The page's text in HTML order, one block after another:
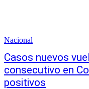
Nacional
Casos nuevos
consecutivo en
positivos